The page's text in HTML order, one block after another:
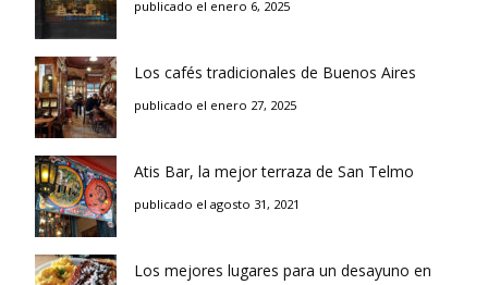
publicado el enero 6, 2025
Los cafés tradicionales de Buenos Aires
publicado el enero 27, 2025
Atis Bar, la mejor terraza de San Telmo
publicado el agosto 31, 2021
Los mejores lugares para un desayuno en